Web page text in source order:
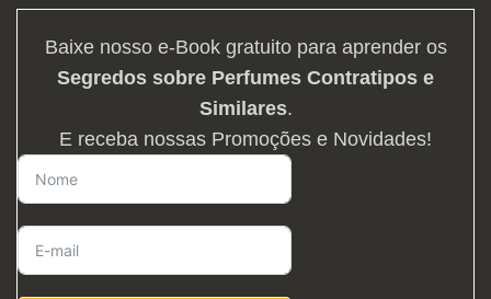
Baixe nosso e-Book gratuito para aprender os
Segredos sobre Perfumes Contratipos e
Similares.
E receba nossas Promoções e Novidades!